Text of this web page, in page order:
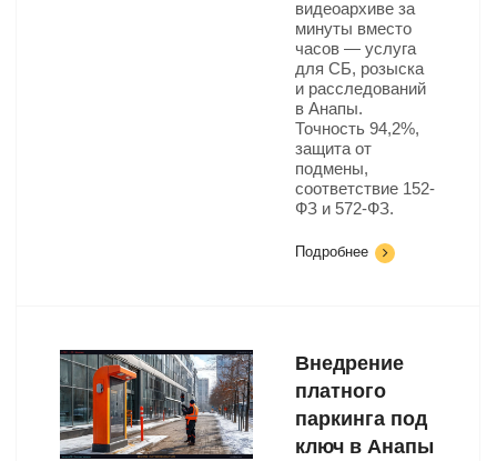
видеоархиве за
минуты вместо
часов — услуга
для СБ, розыска
и расследований
в Анапы.
Точность 94,2%,
защита от
подмены,
соответствие 152-
ФЗ и 572-ФЗ.
Подробнее
Внедрение
платного
паркинга под
ключ в Анапы